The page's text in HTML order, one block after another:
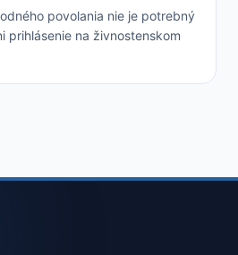
povolania nie je potrebný
prihlásenie na živnostenskom